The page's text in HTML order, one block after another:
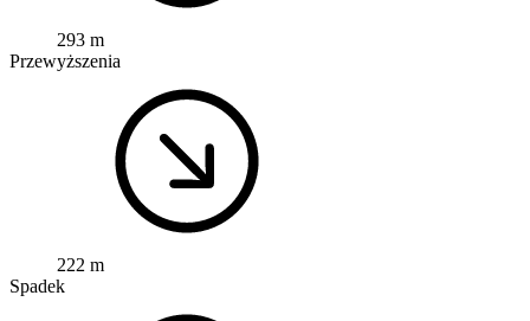
293 m
Przewyższenia
222 m
Spadek